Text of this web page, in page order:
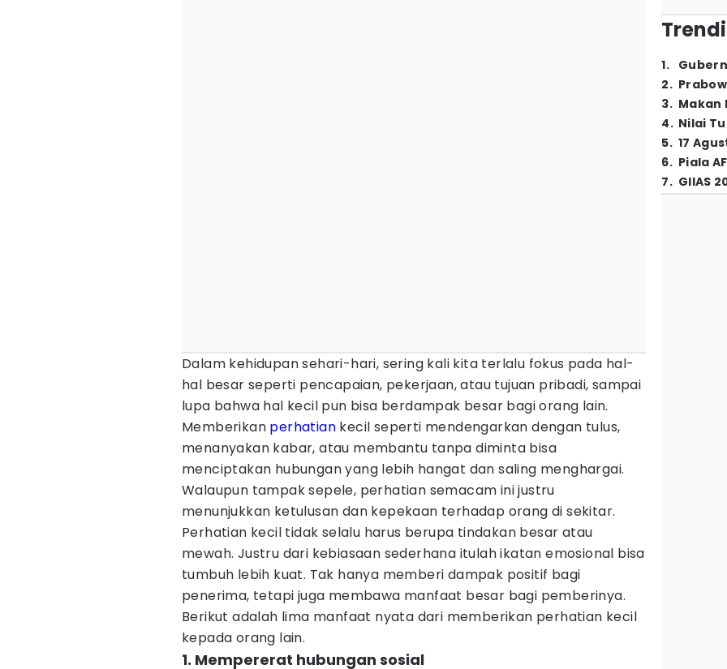
Dalam kehidupan sehari-hari, sering kali kita terlalu fokus pada hal-
hal besar seperti pencapaian, pekerjaan, atau tujuan pribadi, sampai
lupa bahwa hal kecil pun bisa berdampak besar bagi orang lain.
Memberikan perhatian kecil seperti mendengarkan dengan tulus,
menanyakan kabar, atau membantu tanpa diminta bisa
menciptakan hubungan yang lebih hangat dan saling menghargai.
Walaupun tampak sepele, perhatian semacam ini justru
menunjukkan ketulusan dan kepekaan terhadap orang di sekitar.
Perhatian kecil tidak selalu harus berupa tindakan besar atau
mewah. Justru dari kebiasaan sederhana itulah ikatan emosional bisa
tumbuh lebih kuat. Tak hanya memberi dampak positif bagi
penerima, tetapi juga membawa manfaat besar bagi pemberinya.
Berikut adalah lima manfaat nyata dari memberikan perhatian kecil
kepada orang lain.
1. Mempererat hubungan sosial
1.
2.
3. Makan
4. Nilai
5. 17
6. Piala
7. GIIAS